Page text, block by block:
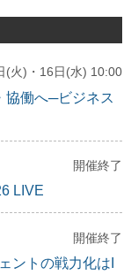
(火)・16日(水) 10:00
協働へ─ビジネス
開催終了
LIVE
開催終了
ントの戦力化はI